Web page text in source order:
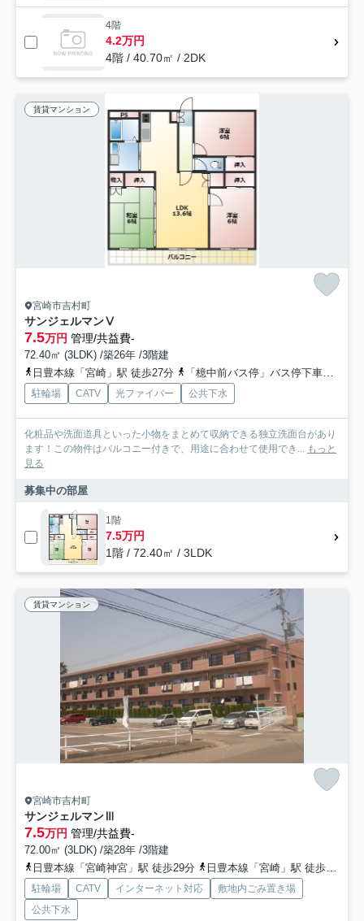
4階
4.2万円
4階 / 40.70㎡ / 2DK
賃貸マンション
宮崎市吉村町
サンジェルマンⅤ
7.5万円 管理/共益費-
72.40㎡ (3LDK) /築26年 /3階建
日豊本線「宮崎」駅 徒歩27分
「檍中前バス停」バス停下車 徒歩4分
駐輪場 CATV 光ファイバー 公共下水
化粧品や洗面道具といった小物をまとめて収納できる独立洗面台があり
ます！この物件はバルコニー付きで、用途に合わせて使用でき... もっと
見る
募集中の部屋
1階
7.5万円
1階 / 72.40㎡ / 3LDK
賃貸マンション
宮崎市吉村町
サンジェルマンⅢ
7.5万円 管理/共益費-
72.00㎡ (3LDK) /築28年 /3階建
日豊本線「宮崎神宮」駅 徒歩29分
日豊本線「宮崎」駅 徒歩29分
駐輪場 CATV インターネット対応
敷地内ごみ置き場
公共下水